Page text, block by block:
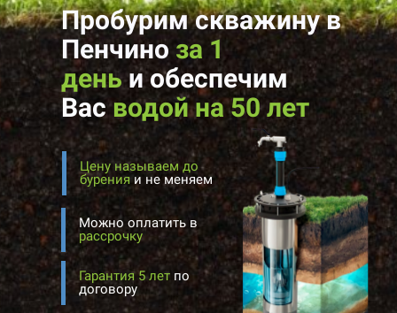
Пробурим скважину в
Пенчино за 1
деньиобеспечим
Васводой на 50 лет
Цену называем до
буренияи не меняем
Можно оплатить в
рассрочку
Гарантия 5 лет по
договору